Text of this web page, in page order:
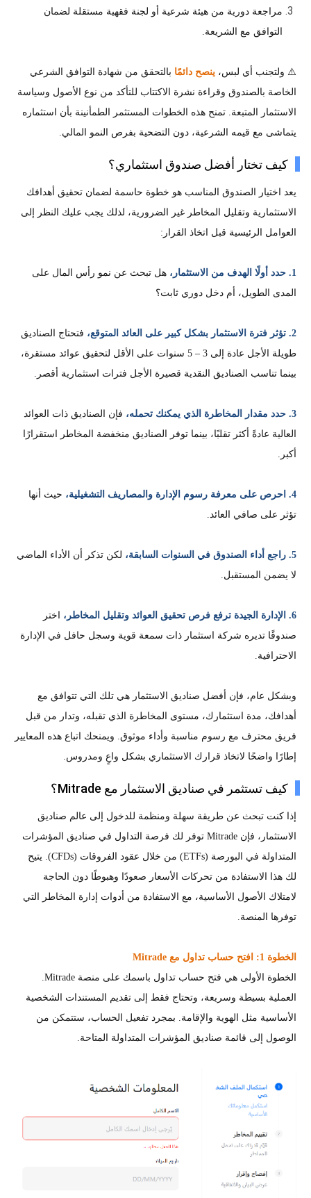
مراجعة دورية من هيئة شرعية أو لجنة فقهية مستقلة لضمان
التوافق مع الشريعة.
⚠️ ولتجنب أي لبس، ينصح دائمًا بالتحقق من شهادة التوافق الشرعي
الخاصة بالصندوق وقراءة نشرة الاكتتاب للتأكد من نوع الأصول وسياسة
الاستثمار المتبعة. تمنح هذه الخطوات المستثمر الطمأنينة بأن استثماره
يتماشى مع قيمه الشرعية، دون التضحية بفرص النمو المالي.
كيف تختار أفضل صندوق استثماري؟
يعد اختيار الصندوق المناسب هو خطوة حاسمة لضمان تحقيق أهدافك
الاستثمارية وتقليل المخاطر غير الضرورية، لذلك يجب عليك النظر إلى
العوامل الرئيسية قبل اتخاذ القرار:
1. حدد أولًا الهدف من الاستثمار، هل تبحث عن نمو رأس المال على
المدى الطويل، أم دخل دوري ثابت؟
2. تؤثر فترة الاستثمار بشكل كبير على العائد الم توقع، فتحتاج الصناديق
طويلة الأجل عادة إلى 3 – 5 سنوات على الأقل لتحقيق عوائد مستقرة،
بينما تناسب الصناديق النقدية قصيرة الأجل فترات استثمارية أقصر.
3. حدد مقدار المخاطرة الذي يمكنك تحمله ، فإن الصناديق ذات العوائد
العالية عادةً أكثر تقلبًا، بينما توفر الصناديق منخفضة المخاطر استقرارًا
أكبر.
4. احرص على معرفة رسوم الإدارة والمصاريف التشغيلية،
حيث أنها
تؤثر على صافي العائد.
5. راجع أداء الصندوق في السنوات السابقة،
لكن تذكر أن الأداء الماضي
لا يضمن المستقبل.
6. الإدارة الجيدة ترفع فرص تحقيق العوائد وتقليل المخاطر،
اختر
صندوقًا تديره شركة استثمار ذات سمعة قوية وسجل حافل في الإدارة
الاحترافية.
وبشكل عام، فإن أفضل صناديق الاستثمار هي تلك التي تتوافق مع
أهدافك، مدة استثمارك، مستوى المخاطرة الذي تقبله، وتدار من قبل
فريق محترف مع رسوم مناسبة وأداء موثوق. ويمنحك اتباع هذه المعايير
إطارًا واضحًا لاتخاذ قرارك الاستثماري بشكل واعٍ ومدروس.
كيف تستثمر في صناديق الاستثمار مع Mitrade؟
إذا كنت تبحث عن طريقة سهلة ومنظمة للدخول إلى عالم صناديق
الاستثمار، فإن Mitrade توفر لك فرصة التداول في صناديق المؤشرات
المتداولة في البورصة (ETFs) من خلال عقود الفروقات (CFDs). يتيح
لك هذا الاستفادة من تحركات الأسعار صعودًا وهبوطًا دون الحاجة
لامتلاك الأصول الأساسية، مع الاستفادة من أدوات إدارة المخاطر التي
توفرها المنصة.
الخطوة 1: افتح حساب تداول مع Mitrade
الخطوة الأولى هي فتح حساب تداول باسمك على منصة Mitrade.
العملية بسيطة وسريعة، وتحتاج فقط إلى تقديم المستندات الشخصية
الأساسية مثل الهوية والإقامة. بمجرد تفعيل الحساب، ستتمكن من
الوصول إلى قائمة صناديق المؤشرات المتداولة المتاحة.